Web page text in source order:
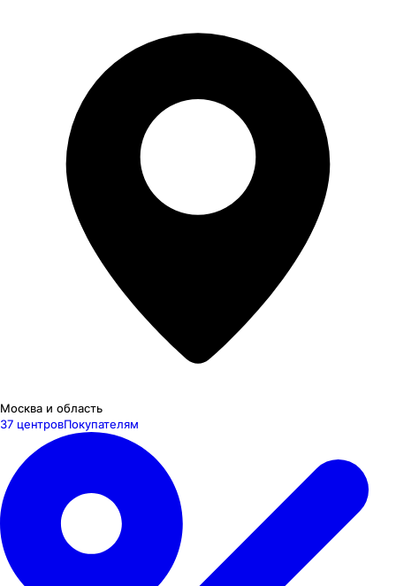
Москва и область
37 центровПокупателям